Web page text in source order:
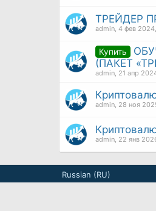
ТРЕЙДЕР
admin 4 фев 2024
Купить
(ПАКЕТ
admin 21 апр
admin 28 ноя
admin 22 янв
Russian (RU)